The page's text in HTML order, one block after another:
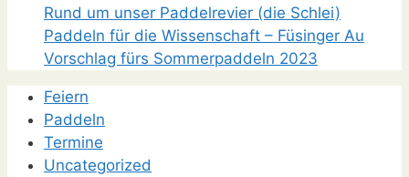
Rund um unser Paddelrevier (die Schlei)
Paddeln für die Wissenschaft – Füsinger Au
Vorschlag fürs Sommerpaddeln 2023
Feiern
Paddeln
Termine
Uncategorized